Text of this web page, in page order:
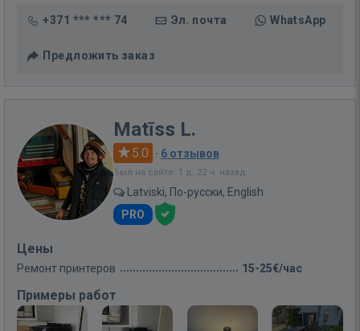
+371 *** *** 74 Эл. почта WhatsApp
Предложить заказ
Matīss L.
5.0 · 6 отзывов
Был на сайте: 1 д. 22 ч. назад
Latviski, По-русски, English
PRO
Цены
Ремонт принтеров 15-25€/час
Примеры работ